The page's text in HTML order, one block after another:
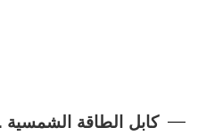
كابل الطاقة الشمسية 2PfG 2642 PV1500DC-AL وصف المنتج